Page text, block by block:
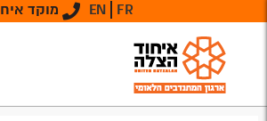
מוקד EN FR